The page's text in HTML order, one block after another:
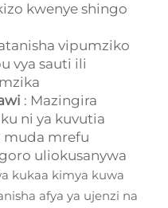
kwenye shingo
vipumziko
vya sauti ili
: Mazingira
ni ya kuvutia
muda mrefu
uliokusanywa
kukaa kimya kuwa
afya ya ujenzi na